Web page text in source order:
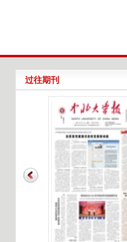
过往期刊